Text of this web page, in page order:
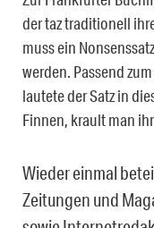
der taz traditionell
muss ein
werden. Passend
lautete der Satz in
Finnen, krault man
Wieder einmal
Zeitungen und